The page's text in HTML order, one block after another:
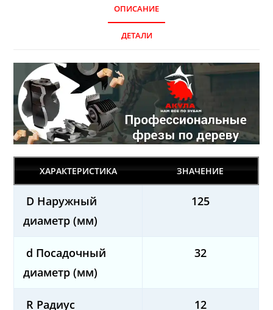
ОПИСАНИЕ
ДЕТАЛИ
ХАРАКТЕРИСТИКА ЗНАЧЕНИЕ
D Наружный
диаметр (мм)
125
d Посадочный
диаметр (мм)
32
R Радиус 12